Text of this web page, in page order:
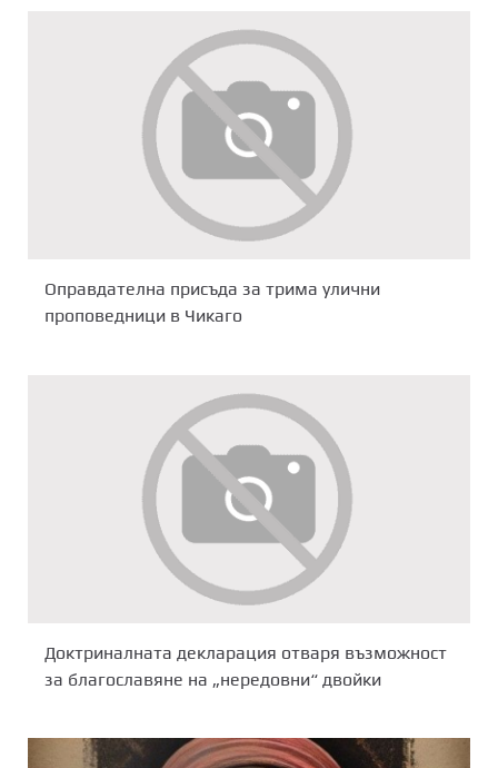
Оправдателна присъда за трима улични
проповедници в Чикаго
Доктриналната декларация отваря възможност
за благославяне на „нередовни“ двойки